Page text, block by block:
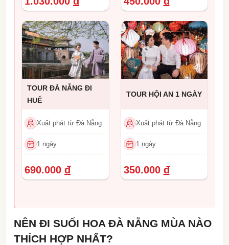
TOUR ĐÀ NẴNG ĐI
HUẾ
Xuất phát từ Đà Nẵng
1 ngày
690.000 đ
TOUR HỘI AN 1 NGÀY
Xuất phát từ Đà Nẵng
1 ngày
350.000 đ
NÊN ĐI SUỐI HOA ĐÀ NẴNG MÙA NÀO
THÍCH HỢP NHẤT?